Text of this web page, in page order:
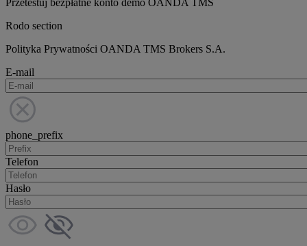
Rodo section
Polityka Prywatności OANDA TMS Brokers S.A.
E-mail
phone_prefix
Telefon
Hasło